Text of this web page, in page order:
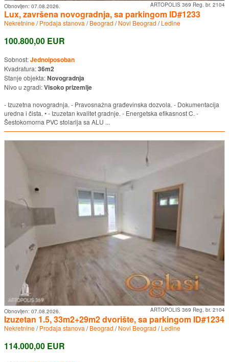
ARTOPOLIS 369 Reg. br. 2104
Obnovljen: 07.08.2026.
Lux, završena novogradnja, sa parkingom ID#1233
Nekretnine/Prodaja stanova /Beograd /Novi Beograd /Ledine
100.800,00 EUR
Sobnost:Jednoiposoban
Kvadratura:36m2
Stanje objekta:Novogradnja
Nivo u zgradi:Visoko prizemlje
- Izuzetna novogradnja. - Pravosnažna građevinska dozvola. - Dokumentacija
uredna i čista. • - Izuzetan kvalitet gradnje. - Energetska efikasnost C. -
Šestokomorna PVC stolarija sa ALU ...
ARTOPOLIS 369 Reg. br. 2104
Obnovljen: 07.08.2026.
Izuzetan 1.5, 33m2+29m2 dvorište, sa parkingom ID#1234
Nekretnine/Prodaja stanova /Beograd /Novi Beograd /Ledine
114.000,00 EUR